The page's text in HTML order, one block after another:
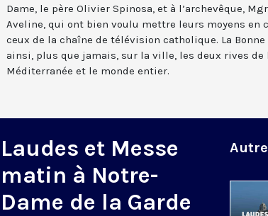
Dame, le père Olivier Spinosa, et à l’archevêque,
Aveline, qui ont bien voulu mettre leurs moyens en
ceux de la chaîne de télévision catholique. La
ainsi, plus que jamais, sur la ville, les deux rives de
Méditerranée et le monde entier.
Laudes et Messe
matin à Notre-
Dame de la Garde